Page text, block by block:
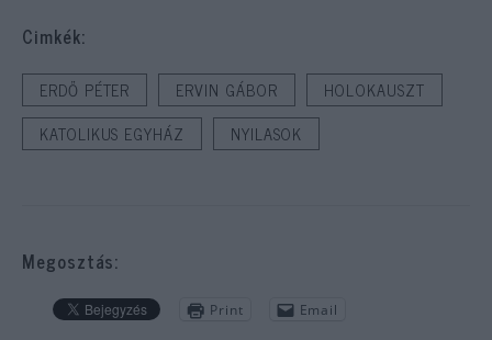
Cimkék:
ERDŐ PÉTER ERVIN GÁBOR
HOLOKAUSZT
KATOLIKUS EGYHÁZ
NYILASOK
Megosztás:
Print Email